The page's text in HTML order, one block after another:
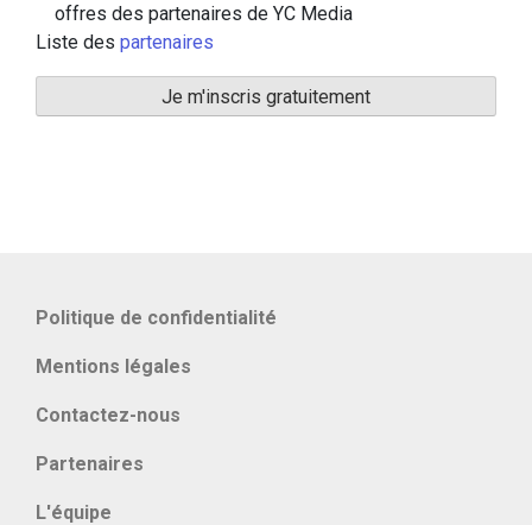
offres des partenaires de YC Media
Liste des partenaires
Politique de confidentialité
Mentions légales
Contactez-nous
Partenaires
L'équipe